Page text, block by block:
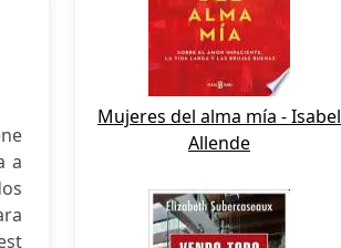
a
Mujeres del alma mía - Isabel
Allende